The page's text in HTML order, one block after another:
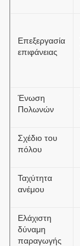
Επεξεργασία
επιφάνειας
Ένωση
Πολωνών
Σχέδιο του
πόλου
Ταχύτητα
ανέμου
Ελάχιστη
δύναμη
παραγωγής